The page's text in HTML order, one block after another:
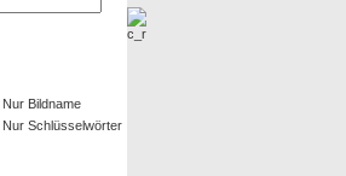
Nur Bildname
Nur Schlüsselwörter